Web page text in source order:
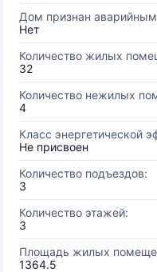
Дом признан
Нет
Количество жилых
32
Количество нежилых
4
Класс энергетической
Не присвоен
Количество подъездов:
3
Количество этажей:
3
Площадь жилых
1364.5